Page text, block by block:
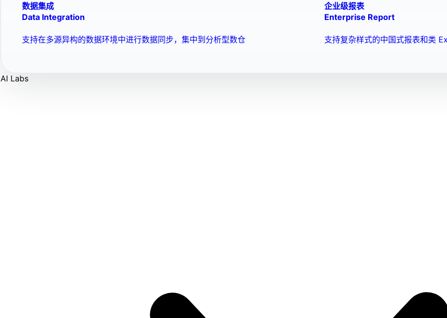
数据集成
Data Integration
支持在多源异构的数据环境中进行数据同步，集中到分析型数仓
企业级报表
Enterprise Report
支持复杂样式的中国式报表和类
AI Labs